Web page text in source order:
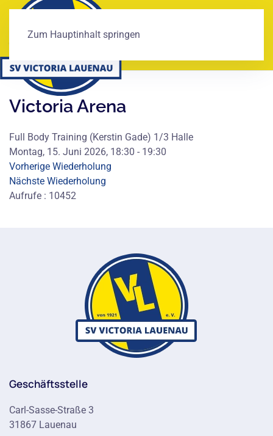
Zum Hauptinhalt springen
Victoria Arena
Full Body Training (Kerstin Gade) 1/3 Halle
Montag, 15. Juni 2026, 18:30 - 19:30
Vorherige Wiederholung
Nächste Wiederholung
Aufrufe : 10452
Geschäftsstelle
Carl-Sasse-Straße 3
31867 Lauenau